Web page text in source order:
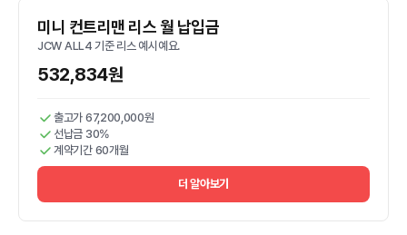
미니 컨트리맨 리스 월 납입금
JCW ALL4 기준 리스 예시예요.
532,834원
출고가 67,200,000원
선납금 30%
계약기간 60개월
더 알아보기